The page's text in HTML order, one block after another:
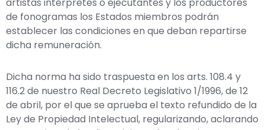
de fonogramas los Estados miembros podrán
establecer las condiciones en que deban repartirse
dicha remuneración.
Dicha norma ha sido traspuesta en los arts. 108.4 y
116.2 de nuestro Real Decreto Legislativo 1/1996, de 12
de abril, por el que se aprueba el texto refundido de la
Ley de Propiedad Intelectual, regularizando, aclarando